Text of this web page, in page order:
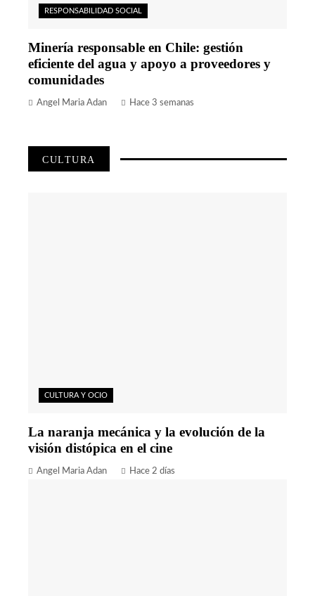
RESPONSABILIDAD SOCIAL
Minería responsable en Chile: gestión
eficiente del agua y apoyo a proveedores y
comunidades
Angel Maria Adan Hace 3 semanas
CULTURA
CULTURA Y OCIO
La naranja mecánica y la evolución de la
visión distópica en el cine
Angel Maria Adan Hace 2 días